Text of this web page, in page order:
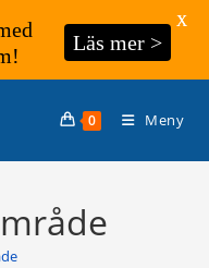
0 Meny
Läs mer >
X